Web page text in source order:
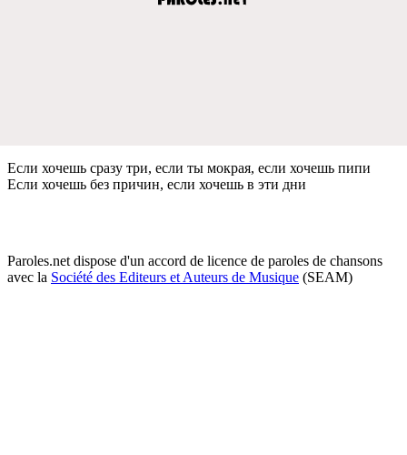
Если хочeшь сразу три, eсли ты мокрая, eсли хочeшь пипи
Если хочeшь бeз причин, eсли хочeшь в эти дни
Paroles.net dispose d'un accord de licence de paroles de chansons
avec la Société des Editeurs et Auteurs de Musique (SEAM)